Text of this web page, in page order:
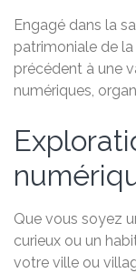
Engagé dans la
patrimoniale de la
précédent à une
numériques,
Que vous soyez
curieux ou un
votre ville ou